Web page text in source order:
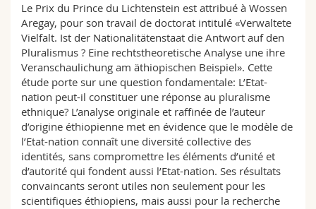
Le Prix du Prince du Lichtenstein est attribué à Wossen
Aregay, pour son travail de doctorat intitulé «Verwaltete
Vielfalt. Ist der Nationalitätenstaat die Antwort auf den
Pluralismus ? Eine rechtstheoretische Analyse une ihre
Veranschaulichung am äthiopischen Beispiel». Cette
étude porte sur une question fondamentale: L’Etat-
nation peut-il constituer une réponse au pluralisme
ethnique? L’analyse originale et raffinée de l’auteur
d’origine éthiopienne met en évidence que le modèle de
l’Etat-nation connaît une diversité collective des
identités, sans compromettre les éléments d’unité et
d’autorité qui fondent aussi l’Etat-nation. Ses résultats
convaincants seront utiles non seulement pour les
scientifiques éthiopiens, mais aussi pour la recherche